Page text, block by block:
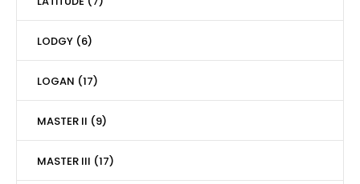
LODGY (6)
LOGAN (17)
MASTER II (9)
MASTER III (17)